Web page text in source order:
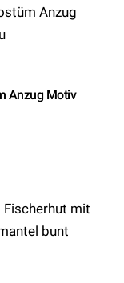
Anzug Motiv